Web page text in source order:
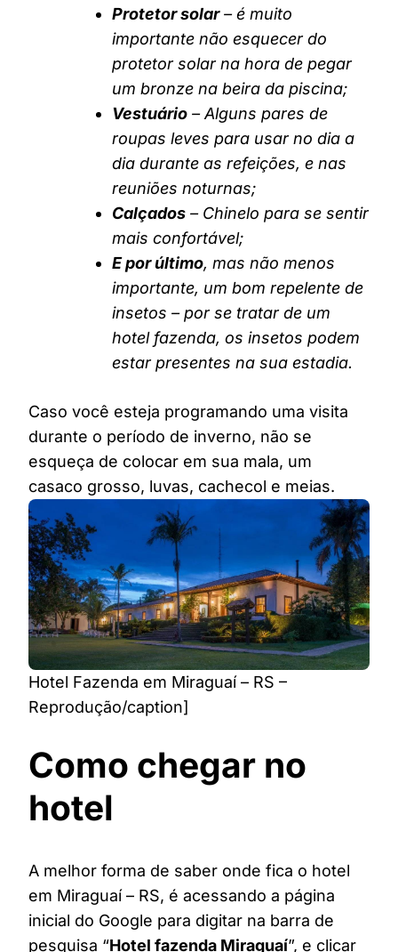
Protetor solar– é muito
importante não esquecer do
protetor solar na hora de pegar
um bronze na beira da piscina;
Vestuário – Alguns pares de
roupas leves para usar no dia a
dia durante as refeições, e nas
reuniões noturnas;
Calçados – Chinelo para se sentir
mais confortável;
E por último, mas não menos
importante, um bom repelente de
insetos – por se tratar de um
hotel fazenda, os insetos podem
estar presentes na sua estadia.
Caso você esteja programando uma visita
durante o período de inverno, não se
esqueça de colocar em sua mala, um
casaco grosso, luvas, cachecol e meias.
Hotel Fazenda em Miraguaí – RS –
Reprodução/caption]
Como chegar no
hotel
A melhor forma de saber onde fica o hotel
em Miraguaí – RS, é acessando a página
inicial do Google para digitar na barra de
pesquisa “Hotel fazenda Miraguaí”, e clicar